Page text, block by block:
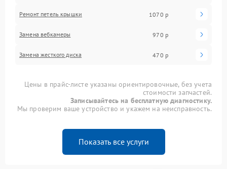
Ремонт петель крышки 1070 р
Замена вебкамеры 970 р
Замена жесткого диска 470 р
Цены в прайс-листе указаны ориентировочные, без учета
стоимости запчастей.
Записывайтесь на бесплатную диагностику.
Мы проверим ваше устройство и укажем на неисправность.
Показать все услуги